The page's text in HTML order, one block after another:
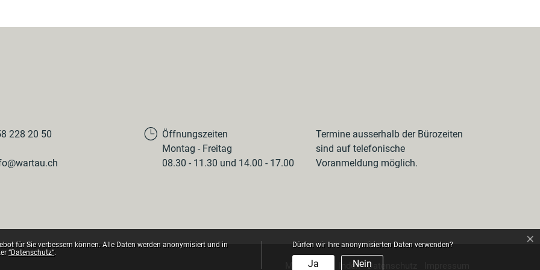
228 20 50
Öffnungszeiten
Montag - Freitag
08.30 - 11.30 und 14.00 - 17.00
Termine ausserhalb der Bürozeiten
sind auf telefonische
Voranmeldung möglich.
MyServices Index Datenschutz
für Sie verbessern können. Alle Daten werden anonymisiert und in
“Datenschutz“.
Dürfen wir Ihre anonymisierten Daten verwenden?
Ja Nein
×